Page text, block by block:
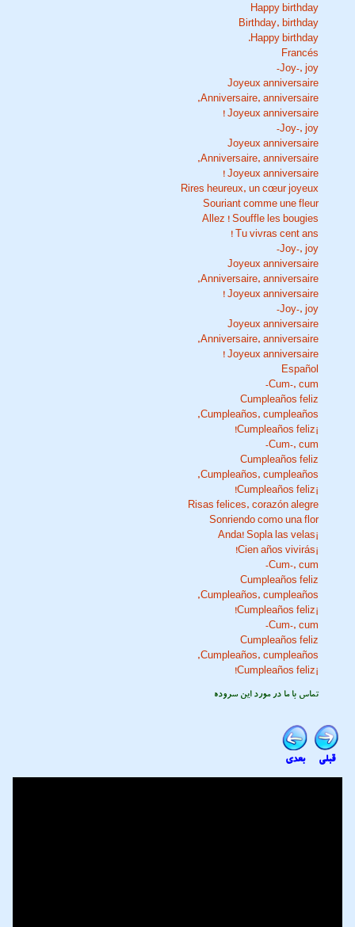
Happy birthday
Birthday, birthday
Happy birthday.
Francés
Joy-, joy-
Joyeux anniversaire
Anniversaire, anniversaire,
Joyeux anniversaire !
Joy-, joy-
Joyeux anniversaire
Anniversaire, anniversaire,
Joyeux anniversaire !
Rires heureux, un cœur joyeux
Souriant comme une fleur
Allez ! Souffle les bougies
Tu vivras cent ans !
Joy-, joy-
Joyeux anniversaire
Anniversaire, anniversaire,
Joyeux anniversaire !
Joy-, joy-
Joyeux anniversaire
Anniversaire, anniversaire,
Joyeux anniversaire !
Español
Cum-, cum-
Cumpleaños feliz
Cumpleaños, cumpleaños,
¡Cumpleaños feliz!
Cum-, cum-
Cumpleaños feliz
Cumpleaños, cumpleaños,
¡Cumpleaños feliz!
Risas felices, corazón alegre
Sonriendo como una flor
¡Anda! Sopla las velas
¡Cien años vivirás!
Cum-, cum-
Cumpleaños feliz
Cumpleaños, cumpleaños,
¡Cumpleaños feliz!
Cum-, cum-
Cumpleaños feliz
Cumpleaños, cumpleaños,
¡Cumpleaños feliz!
تماس با ما در مورد این سروده
قبلی بعدی